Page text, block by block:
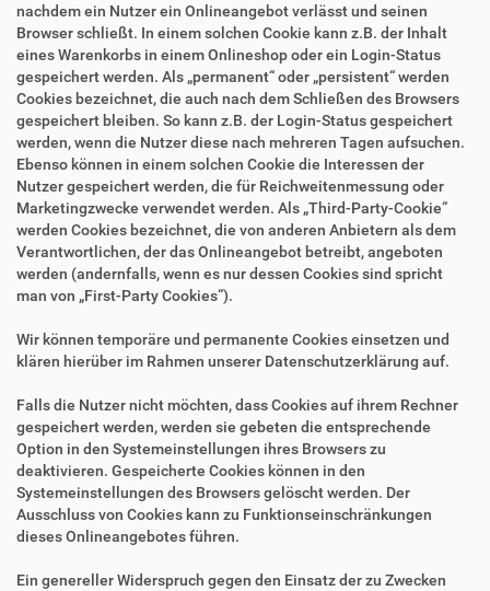
nachdem ein Nutzer ein Onlineangebot verlässt und seinen
Browser schließt. In einem solchen Cookie kann z.B. der Inhalt
eines Warenkorbs in einem Onlineshop oder ein Login-Status
gespeichert werden. Als „permanent“ oder „persistent“ werden
Cookies bezeichnet, die auch nach dem Schließen des Browsers
gespeichert bleiben. So kann z.B. der Login-Status gespeichert
werden, wenn die Nutzer diese nach mehreren Tagen aufsuchen.
Ebenso können in einem solchen Cookie die Interessen der
Nutzer gespeichert werden, die für Reichweitenmessung oder
Marketingzwecke verwendet werden. Als „Third-Party-Cookie“
werden Cookies bezeichnet, die von anderen Anbietern als dem
Verantwortlichen, der das Onlineangebot betreibt, angeboten
werden (andernfalls, wenn es nur dessen Cookies sind spricht
man von „First-Party Cookies“).
Wir können temporäre und permanente Cookies einsetzen und
klären hierüber im Rahmen unserer Datenschutzerklärung auf.
Falls die Nutzer nicht möchten, dass Cookies auf ihrem Rechner
gespeichert werden, werden sie gebeten die entsprechende
Option in den Systemeinstellungen ihres Browsers zu
deaktivieren. Gespeicherte Cookies können in den
Systemeinstellungen des Browsers gelöscht werden. Der
Ausschluss von Cookies kann zu Funktionseinschränkungen
dieses Onlineangebotes führen.
Ein genereller Widerspruch gegen den Einsatz der zu Zwecken